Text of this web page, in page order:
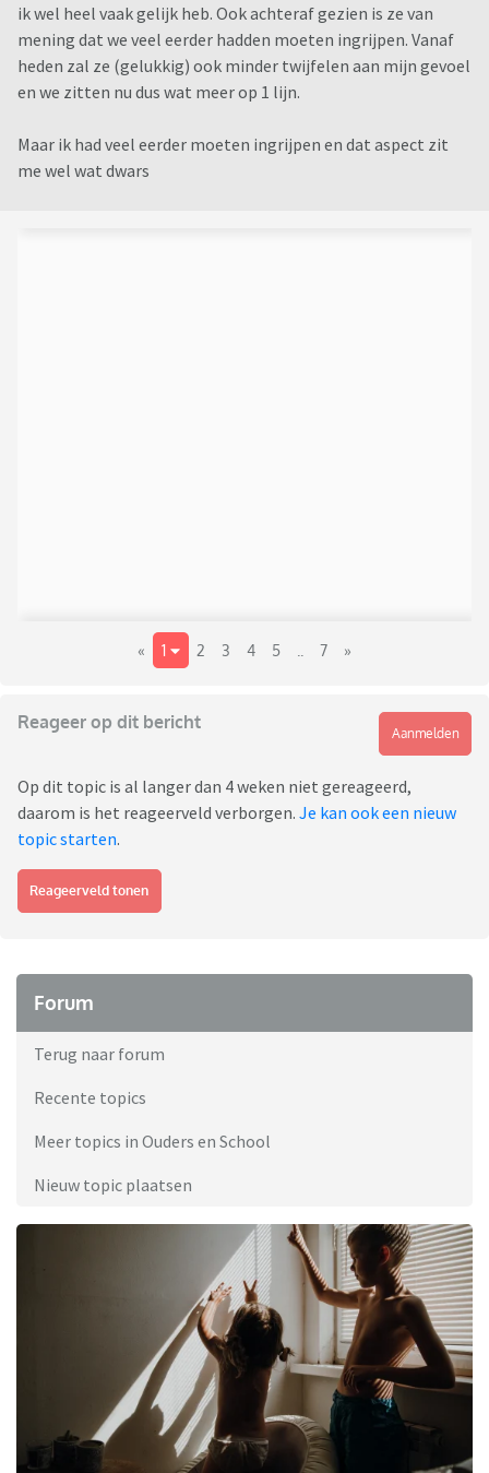
ik wel heel vaak gelijk heb. Ook achteraf gezien is ze van
mening dat we veel eerder hadden moeten ingrijpen. Vanaf
heden zal ze (gelukkig) ook minder twijfelen aan mijn gevoel
en we zitten nu dus wat meer op 1 lijn.
Maar ik had veel eerder moeten ingrijpen en dat aspect zit
me wel wat dwars
« 1 2 3 4 5 7 »
Reageer op dit bericht
Aanmelden
Op dit topic is al langer dan 4 weken niet gereageerd,
daarom is het reageerveld verborgen. Je kan ook een nieuw
topic starten.
Reageerveld tonen
Forum
Terug naar forum
Recente topics
Meer topics in Ouders en School
Nieuw topic plaatsen